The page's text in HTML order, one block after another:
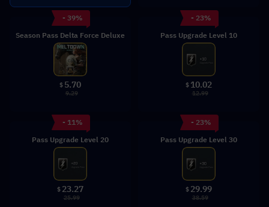
- 39%
Season Pass Delta Force Deluxe
$ 5.70
9.29
- 23%
Pass Upgrade Level 10
$ 10.02
12.99
- 11%
Pass Upgrade Level 20
$ 23.27
25.99
- 23%
Pass Upgrade Level 30
$ 29.99
38.59